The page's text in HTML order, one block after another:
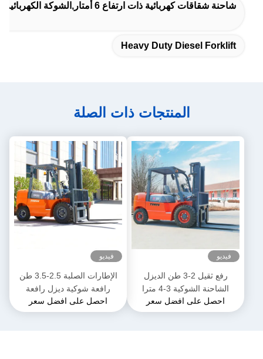
شاحنة شقاقات كهربائية ذات ارتفاع 6 أمتار,الشوكة الكهربائية CE 2 طن
Heavy Duty Diesel Forklift
المنتجات ذات الصلة
فيديو
رفع ثقيل 2-3 طن الديزل
الشاحنة الشوكية 3-4 مترا
الطول العام
احصل على افضل سعر
فيديو
الإطارات الصلبة 2.5-3.5 طن
رافعة شوكية ديزل رافعة
شوكية ثقيلة للمستودع
احصل على افضل سعر